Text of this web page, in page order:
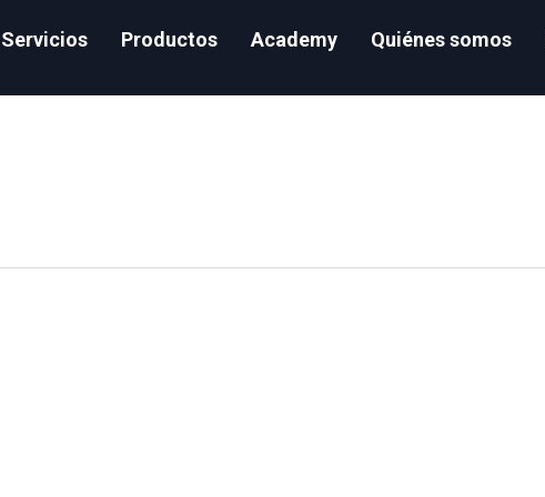
Servicios Productos Academy Quiénes somos